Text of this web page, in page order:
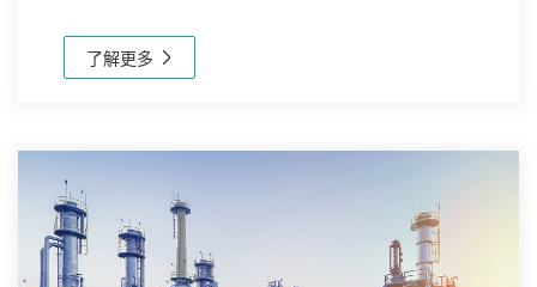
疗等。新芝生物的产品覆盖了生物制药研发和生产过程
中的...
了解更多